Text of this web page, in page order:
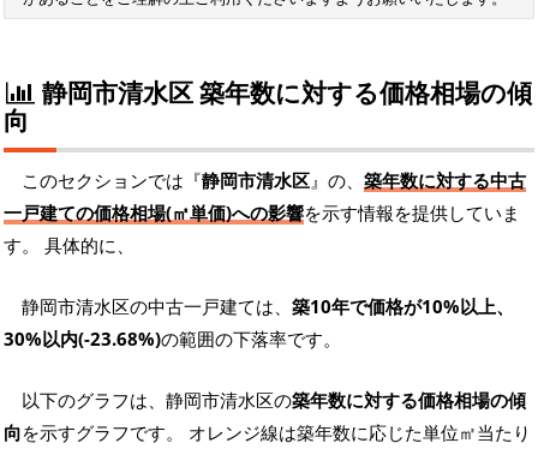
静岡市清水区 築年数に対する価格相場の傾
向
このセクションでは『静岡市清水区 』の、 築年数に対する中古
一戸建ての価格相場(㎡単価)への影響を示す情報を提供していま
す。 具体的に、
静岡市清水区の中古一戸建ては、 築10年で価格が10%以上、
30%以内(-23.68%)の範囲の下落率です。
以下のグラフは、静岡市清水区の築年数に対する価格相場の傾
向を示すグラフです。 オレンジ線は築年数に応じた単位㎡当たり